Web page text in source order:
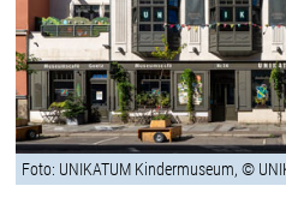
Foto: UNIKATUM Kindermuseum, ©